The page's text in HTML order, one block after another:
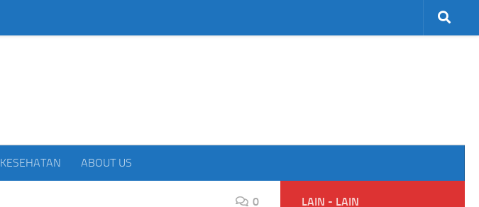
KESEHATAN ABOUT US
0 LAIN - LAIN